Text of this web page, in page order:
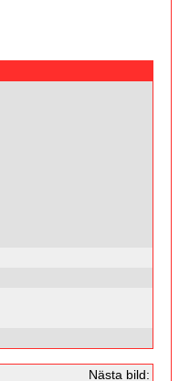
Nästa bild: